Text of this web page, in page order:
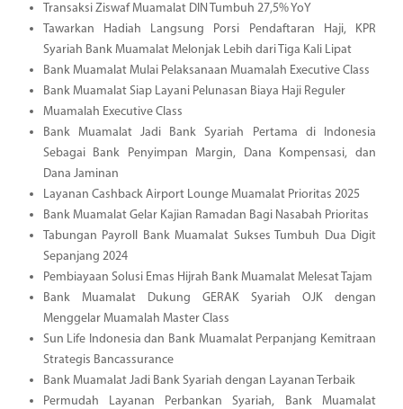
Transaksi Ziswaf Muamalat DIN Tumbuh 27,5% YoY
Tawarkan Hadiah Langsung Porsi Pendaftaran Haji, KPR
Syariah Bank Muamalat Melonjak Lebih dari Tiga Kali Lipat
Bank Muamalat Mulai Pelaksanaan Muamalah Executive Class
Bank Muamalat Siap Layani Pelunasan Biaya Haji Reguler
Muamalah Executive Class
Bank Muamalat Jadi Bank Syariah Pertama di Indonesia
Sebagai Bank Penyimpan Margin, Dana Kompensasi, dan
Dana Jaminan
Layanan Cashback Airport Lounge Muamalat Prioritas 2025
Bank Muamalat Gelar Kajian Ramadan Bagi Nasabah Prioritas
Tabungan Payroll Bank Muamalat Sukses Tumbuh Dua Digit
Sepanjang 2024
Pembiayaan Solusi Emas Hijrah Bank Muamalat Melesat Tajam
Bank Muamalat Dukung GERAK Syariah OJK dengan
Menggelar Muamalah Master Class
Sun Life Indonesia dan Bank Muamalat Perpanjang Kemitraan
Strategis Bancassurance
Bank Muamalat Jadi Bank Syariah dengan Layanan Terbaik
Permudah Layanan Perbankan Syariah, Bank Muamalat